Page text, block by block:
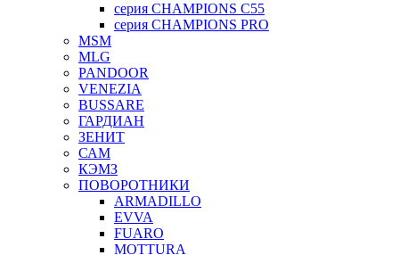
серия CHAMPIONS C55
серия CHAMPIONS PRO
MSM
MLG
PANDOOR
VENEZIA
BUSSARE
ГАРДИАН
ЗЕНИТ
САМ
КЭМЗ
ПОВОРОТНИКИ
ARMADILLO
EVVA
FUARO
MOTTURA